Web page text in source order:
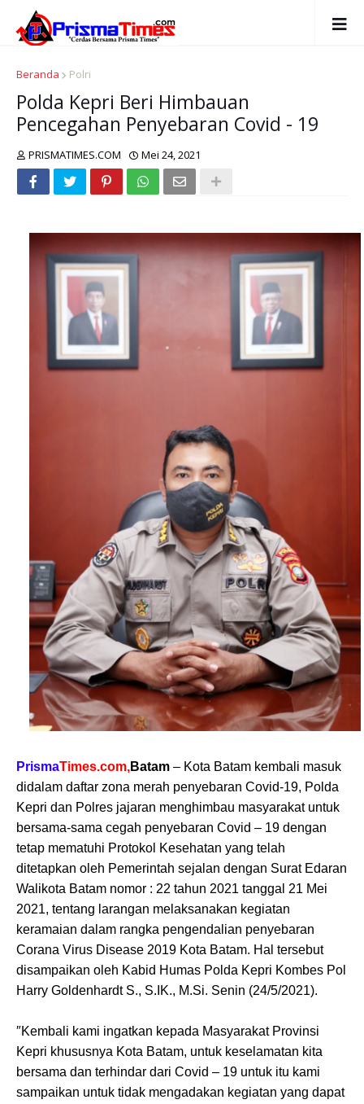
Beranda Polri
Polda Kepri Beri Himbauan
Pencegahan Penyebaran Covid - 19
PRISMATIMES.COM Mei 24, 2021
PrismaTimes.com,Batam – Kota Batam kembali masuk
didalam daftar zona merah penyebaran Covid-19, Polda
Kepri dan Polres jajaran menghimbau masyarakat untuk
bersama-sama cegah penyebaran Covid – 19 dengan
tetap mematuhi Protokol Kesehatan yang telah
ditetapkan oleh Pemerintah sejalan dengan Surat Edaran
Walikota Batam nomor : 22 tahun 2021 tanggal 21 Mei
2021, tentang larangan melaksanakan kegiatan
keramaian dalam rangka pengendalian penyebaran
Corana Virus Disease 2019 Kota Batam. Hal tersebut
disampaikan oleh Kabid Humas Polda Kepri Kombes Pol
Harry Goldenhardt S., S.IK., M.Si. Senin (24/5/2021).
″Kembali kami ingatkan kepada Masyarakat Provinsi
Kepri khususnya Kota Batam, untuk keselamatan kita
bersama dan terhindar dari Covid – 19 untuk itu kami
sampaikan untuk tidak mengadakan kegiatan yang dapat